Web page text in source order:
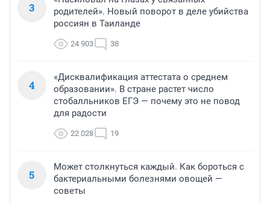
3
родителей». Новый поворот в деле убийства
россиян в Таиланде
24 903 38
4
«Дисквалификация аттестата о среднем
образовании». В стране растет число
стобалльников ЕГЭ — почему это не повод
для радости
22 028 19
5
Может столкнуться каждый. Как бороться с
бактериальными болезнями овощей —
советы